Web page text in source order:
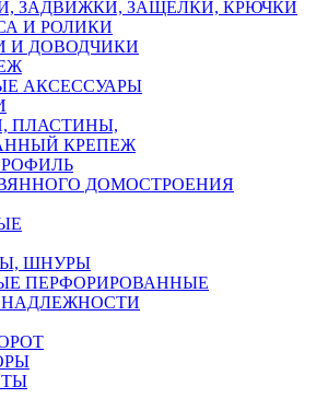
ЗАДВИЖКИ, ЗАЩЕЛКИ, КРЮЧКИ
И РОЛИКИ
И ДОВОДЧИКИ
АКСЕССУАРЫ
ПЛАСТИНЫ,
КРЕПЕЖ
ДОМОСТРОЕНИЯ
ШНУРЫ
ПЕРФОРИРОВАННЫЕ